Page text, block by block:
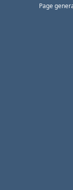
Page